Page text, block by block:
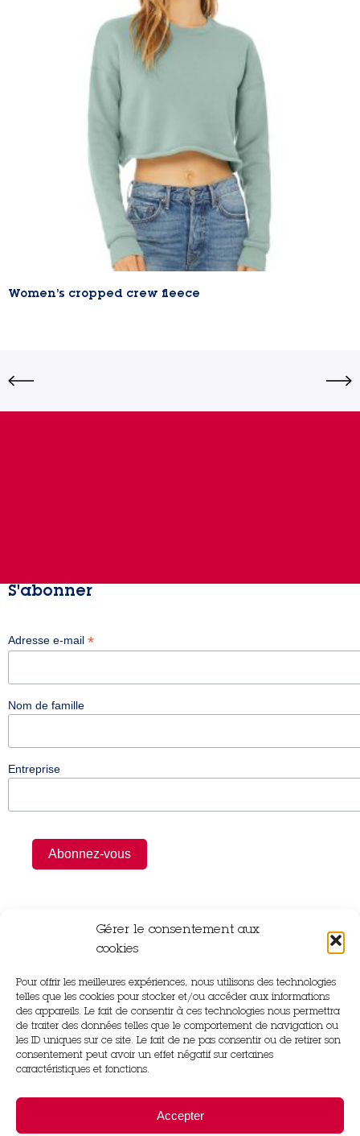
Gérer le consentement aux
cookies
Pour offrir les meilleures expériences, nous utilisons des technologies
telles que les cookies pour stocker et/ou accéder aux informations
des appareils. Le fait de consentir à ces technologies nous permettra
de traiter des données telles que le comportement de navigation ou
les ID uniques sur ce site. Le fait de ne pas consentir ou de retirer son
consentement peut avoir un effet négatif sur certaines
caractéristiques et fonctions.
Accepter
Women’s cropped crew fleece
S'abonner
Adresse e-mail *
Nom de famille
Entreprise
Rue Gutenberg,
14840 Démouville
02 31 83 22 97
61310 Gouffern en Auge